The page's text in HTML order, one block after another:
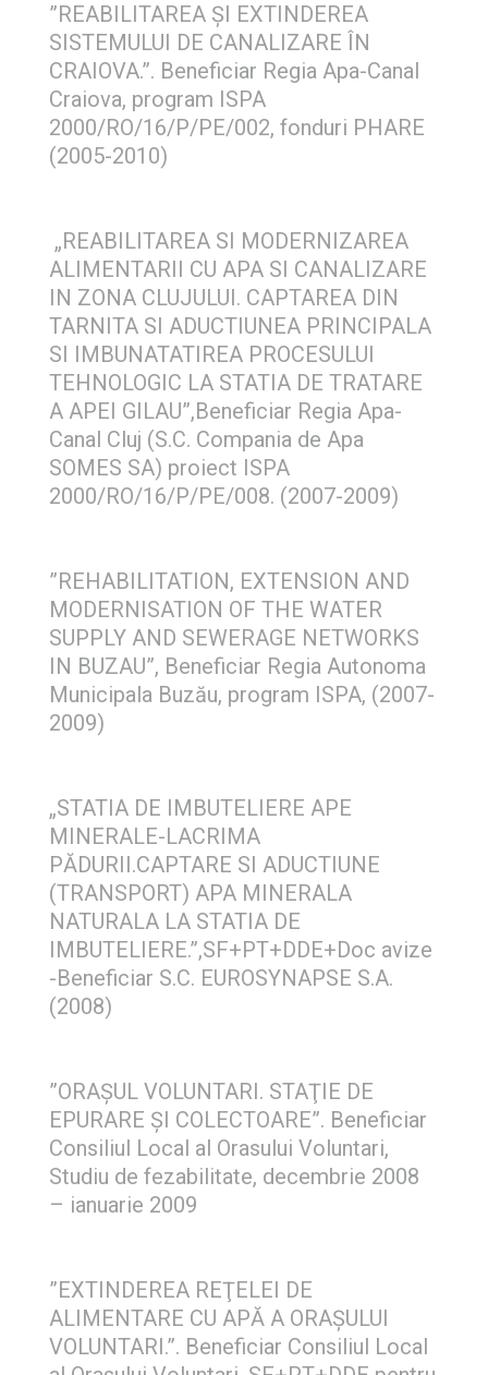
”REABILITAREA ŞI EXTINDEREA
SISTEMULUI DE CANALIZARE ÎN
CRAIOVA.”. Beneficiar Regia Apa-Canal
Craiova, program ISPA
2000/RO/16/P/PE/002, fonduri PHARE
(2005-2010)
„REABILITAREA SI MODERNIZAREA
ALIMENTARII CU APA SI CANALIZARE
IN ZONA CLUJULUI. CAPTAREA DIN
TARNITA SI ADUCTIUNEA PRINCIPALA
SI IMBUNATATIREA PROCESULUI
TEHNOLOGIC LA STATIA DE TRATARE
A APEI GILAU”,Beneficiar Regia Apa-
Canal Cluj (S.C. Compania de Apa
SOMES SA) proiect ISPA
2000/RO/16/P/PE/008. (2007-2009)
”REHABILITATION, EXTENSION AND
MODERNISATION OF THE WATER
SUPPLY AND SEWERAGE NETWORKS
IN BUZAU”, Beneficiar Regia Autonoma
Municipala Buzău, program ISPA, (2007-
2009)
„STATIA DE IMBUTELIERE APE
MINERALE-LACRIMA
PĂDURII.CAPTARE SI ADUCTIUNE
(TRANSPORT) APA MINERALA
NATURALA LA STATIA DE
IMBUTELIERE.”,SF+PT+DDE+Doc avize
-Beneficiar S.C. EUROSYNAPSE S.A.
(2008)
”ORAŞUL VOLUNTARI. STAŢIE DE
EPURARE ŞI COLECTOARE”. Beneficiar
Consiliul Local al Orasului Voluntari,
Studiu de fezabilitate, decembrie 2008
– ianuarie 2009
”EXTINDEREA REŢELEI DE
ALIMENTARE CU APĂ A ORAŞULUI
VOLUNTARI.”. Beneficiar Consiliul Local